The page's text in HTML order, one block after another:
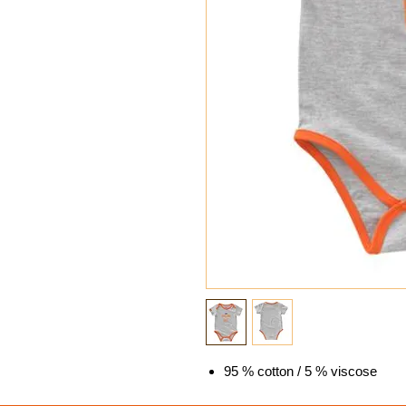
95 % cotton / 5 % viscose